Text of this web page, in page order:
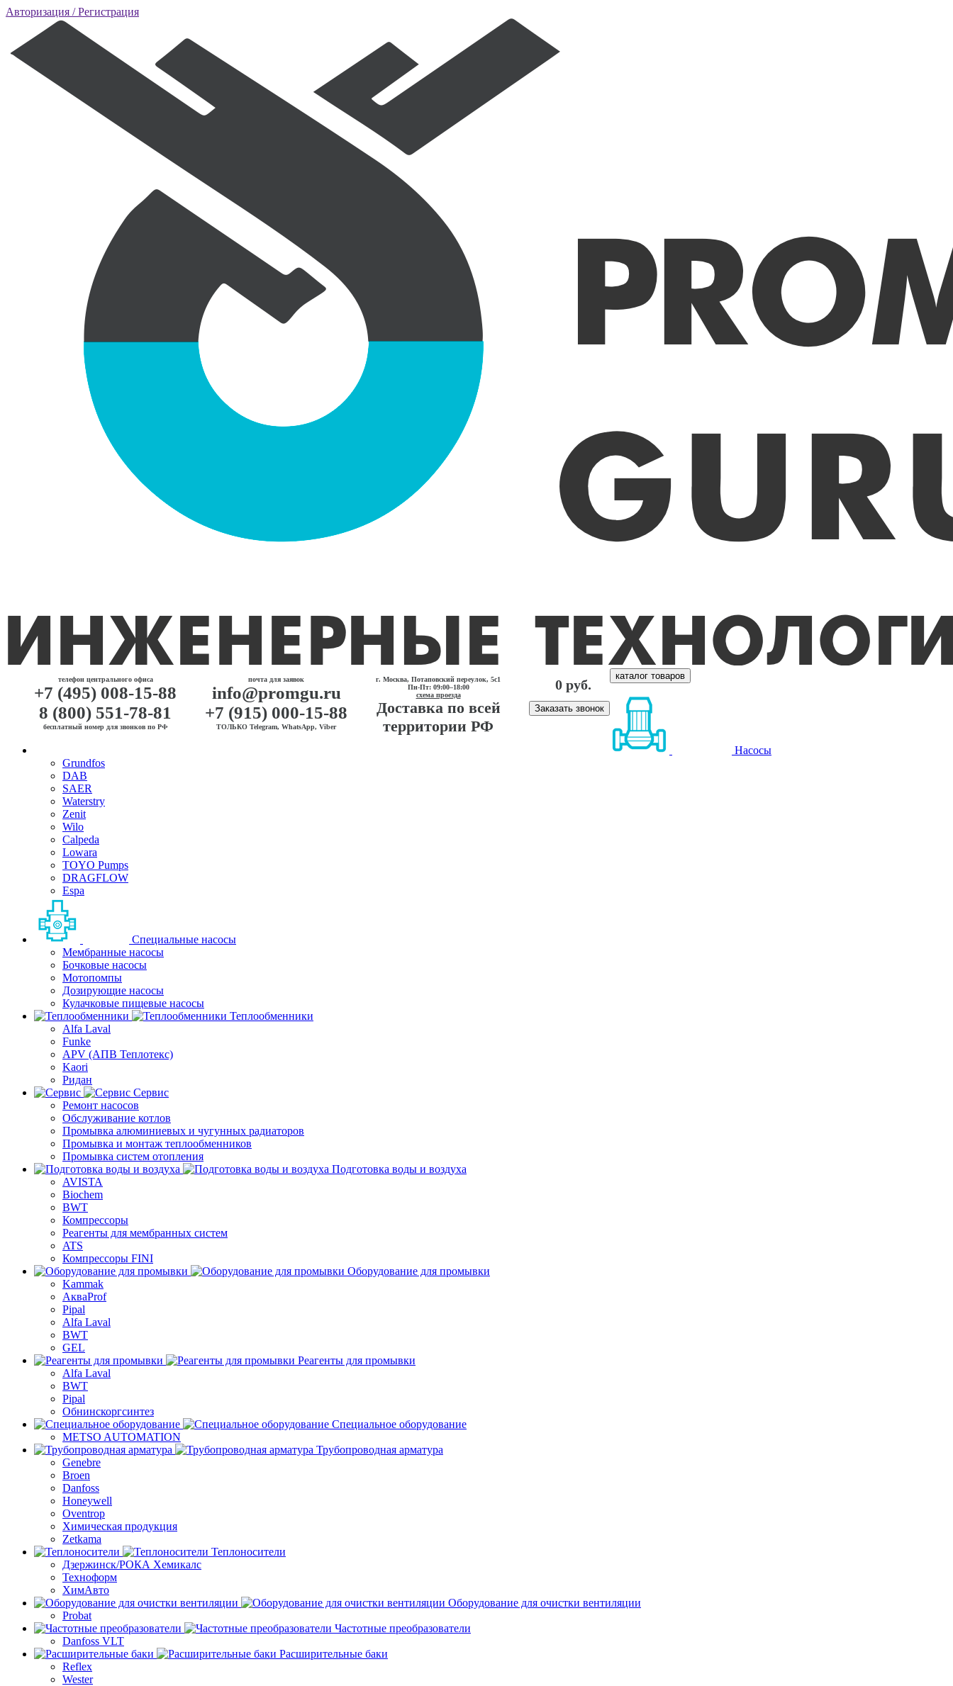
Авторизация / Регистрация
телефон центрального офиса
+7 (495) 008-15-88
8 (800) 551-78-81
бесплатный номер для звонков по РФ
почта для заявок
info@promgu.ru
+7 (915) 000-15-88
ТОЛЬКО Telegram, WhatsApp, Viber
г. Москва, Потаповский переулок, 5с1
Пн-Пт: 09:00–18:00
схема проезда
Доставка по всей
территории РФ
0 руб.
Заказать звонок
каталог товаров
Насосы
Grundfos
DAB
SAER
Waterstry
Zenit
Wilo
Calpeda
Lowara
TOYO Pumps
DRAGFLOW
Espa
Специальные насосы
Мембранные насосы
Бочковые насосы
Мотопомпы
Дозирующие насосы
Кулачковые пищевые насосы
Теплообменники
Alfa Laval
Funke
APV (АПВ Теплотекс)
Kaori
Ридан
Сервис
Ремонт насосов
Обслуживание котлов
Промывка алюминиевых и чугунных радиаторов
Промывка и монтаж теплообменников
Промывка систем отопления
Подготовка воды и воздуха
AVISTA
Biochem
BWT
Компрессоры
Реагенты для мембранных систем
ATS
Компрессоры FINI
Оборудование для промывки
Kammak
АкваProf
Pipal
Alfa Laval
BWT
GEL
Реагенты для промывки
Alfa Laval
BWT
Pipal
Обнинскоргсинтез
Специальное оборудование
METSO AUTOMATION
Трубопроводная арматура
Genebre
Broen
Danfoss
Honeywell
Oventrop
Химическая продукция
Zetkama
Теплоносители
Дзержинск/РОКА Хемикалс
Техноформ
ХимАвто
Оборудование для очистки вентиляции
Probat
Частотные преобразователи
Danfoss VLT
Расширительные баки
Reflex
Wester